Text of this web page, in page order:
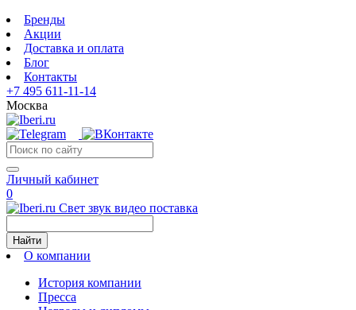
Бренды
Акции
Доставка и оплата
Блог
Контакты
+7 495 611-11-14
Москва
Личный кабинет
0
Свет звук видео поставка
Найти
О компании
История компании
Пресса